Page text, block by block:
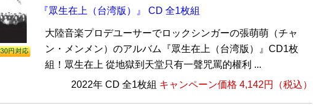
『眾生在上（台湾版）』 CD 全1枚組
大陸音楽プロデユーサーでロックシンガーの張萌萌（チャ
ン・メンメン）のアルバム『眾生在上（台湾版）』CD1枚
組！眾生在上 從地獄到天堂只有一聲咒罵的權利 ...
2022年 CD 全1枚組 キャンペーン価格 4,142円（税込）